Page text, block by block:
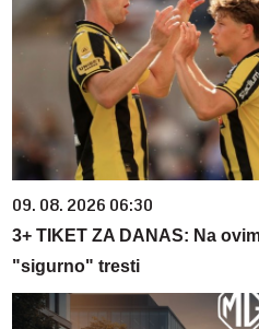
09. 08. 2026 06:30
3+ TIKET ZA DANAS: Na
"sigurno" tresti